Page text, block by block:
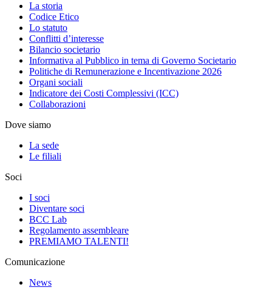
La storia
Codice Etico
Lo statuto
Conflitti d’interesse
Bilancio societario
Informativa al Pubblico in tema di Governo Societario
Politiche di Remunerazione e Incentivazione 2026
Organi sociali
Indicatore dei Costi Complessivi (ICC)
Collaborazioni
Dove siamo
La sede
Le filiali
Soci
I soci
Diventare soci
BCC Lab
Regolamento assembleare
PREMIAMO TALENTI!
Comunicazione
News